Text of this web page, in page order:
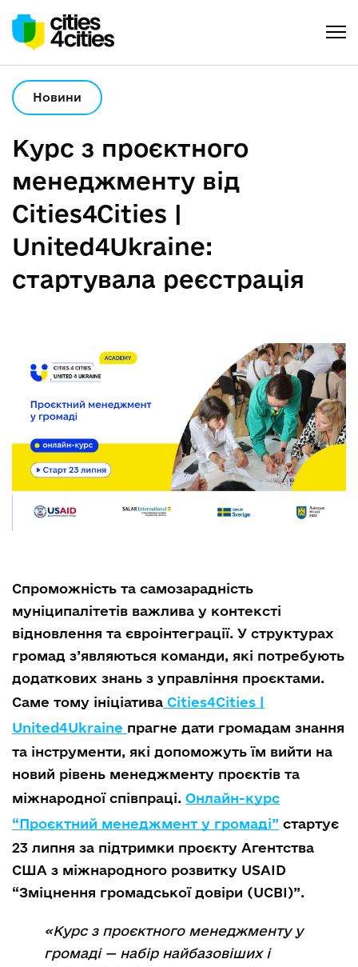
Новини
Курс з проєктного
менеджменту від
Cities4Cities |
United4Ukraine:
стартувала реєстрація
Спроможність та самозарадність
муніципалітетів важлива у контексті
відновлення та євроінтеграції. У структурах
громад з’являються команди, які потребують
додаткових знань з управління проєктами.
Саме тому ініціатива Cities4Cities |
United4Ukraine прагне дати громадам знання
та інструменти, які допоможуть їм вийти на
новий рівень менеджменту проєктів та
міжнародної співпраці. Онлайн-курс
“Проєктний менеджмент у громаді” стартує
23 липня за підтримки проєкту Агентства
США з міжнародного розвитку USAID
“Зміцнення громадської довіри (UCBI)”.
«Курс з проєктного менеджменту у
громаді — набір найбазовіших і